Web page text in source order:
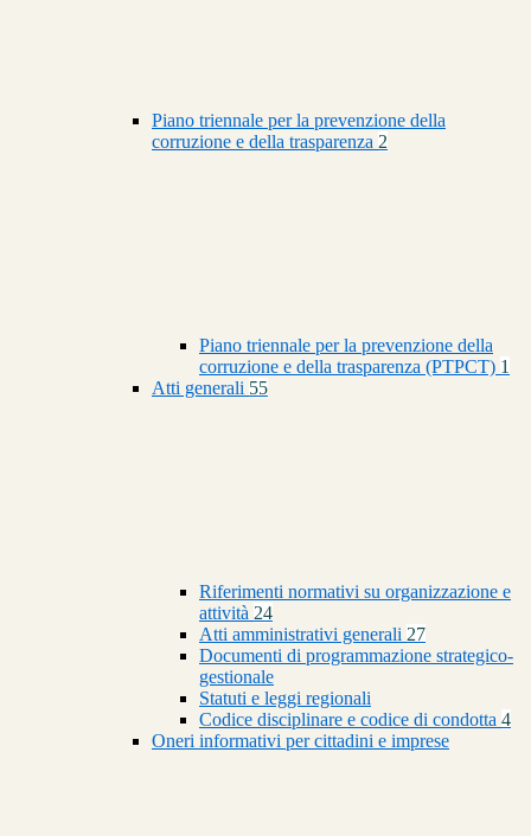
Piano triennale per la prevenzione della
corruzione e della trasparenza 2
Piano triennale per la prevenzione della
corruzione e della trasparenza (PTPCT) 1
Atti generali 55
Riferimenti normativi su organizzazione e
attività 24
Atti amministrativi generali 27
Documenti di programmazione strategico-
gestionale
Statuti e leggi regionali
Codice disciplinare e codice di condotta 4
Oneri informativi per cittadini e imprese